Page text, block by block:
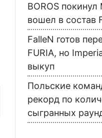
BOROS покинул
вошел в состав
FalleN готов
FURIA, но
выкуп
Польские
рекорд по
сыгранных